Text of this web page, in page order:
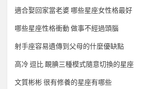
適合娶回家當老婆 哪些星座女性格最好
哪些星座性格衝動 做事不經過頭腦
射手座容易遺傳到父母的什麼優缺點
高冷 逗比 靦腆三種模式隨意切換的星座
文質彬彬 很有修養的星座有哪些